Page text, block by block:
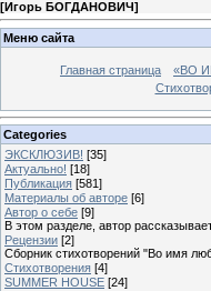
[Игорь БОГДАНОВИЧ]
Меню сайта
Главная страница «ВО
Categories
ЭКСКЛЮЗИВ! [35]
Актуально! [18]
Публикация [581]
Материалы об авторе [6]
Автор о себе [9]
В этом разделе, автор
Рецензии [2]
Сборник стихотворений "Во имя
Стихотворения [4]
SUMMER HOUSE [24]